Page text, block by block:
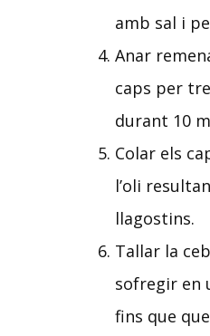
amb sal i
Anar
caps per
durant 10
Colar els
l’oli
llagostins.
Tallar la
sofregir en
fins que